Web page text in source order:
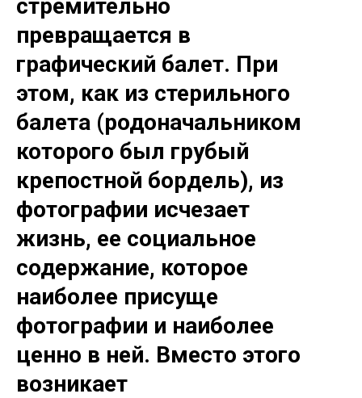
стремительно
превращается в
графический балет. При
этом, как из стерильного
балета (родоначальником
которого был грубый
крепостной бордель), из
фотографии исчезает
жизнь, ее социальное
содержание, которое
наиболее присуще
фотографии и наиболее
ценно в ней. Вместо этого
возникает